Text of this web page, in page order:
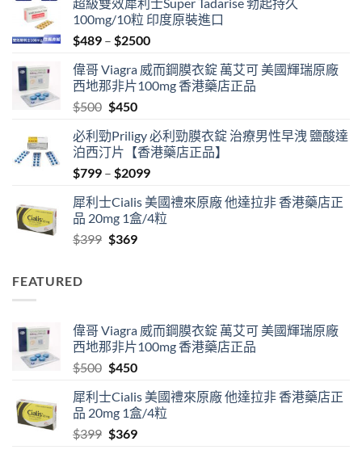
100mg/10粒 印度原裝進口
$489 – $2500Price
$489
through
偉哥 Viagra 威而鋼膜衣錠 萬艾可 美國輝瑞原廠
西地那非片100mg 香港藥店正品
$500 Original
was:
$500.
$450Current
is:
$450.
必利勁Priligy 必利勁膜衣錠 治療男性早洩 鹽酸達
泊西汀片【香港藥店正品】
$799 – $2099Price
$799
through
犀利士Cialis 美國禮來原廠 他達拉非 香港藥店正
品 20mg 1盒/4粒
$399 Original
$369Current
FEATURED
偉哥 Viagra 威而鋼膜衣錠 萬艾可 美國輝瑞原廠
西地那非片100mg 香港藥店正品
$500 Original
was:
$500.
$450Current
is:
$450.
犀利士Cialis 美國禮來原廠 他達拉非 香港藥店正
品 20mg 1盒/4粒
$399 Original
$369Current